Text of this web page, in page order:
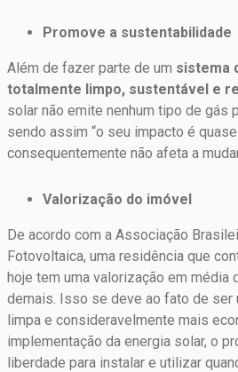
Promove a sustentabilidade
Além de fazer parte de um sistema
totalmente limpo, sustentável e
solar não emite nenhum tipo de gás
sendo assim “o seu impacto é
consequentemente não afeta a
Valorização do imóvel
De acordo com a Associação
Fotovoltaica, uma residência que
hoje tem uma valorização em média
demais. Isso se deve ao fato de ser
limpa e consideravelmente mais
implementação da energia solar, o
liberdade para instalar e utilizar